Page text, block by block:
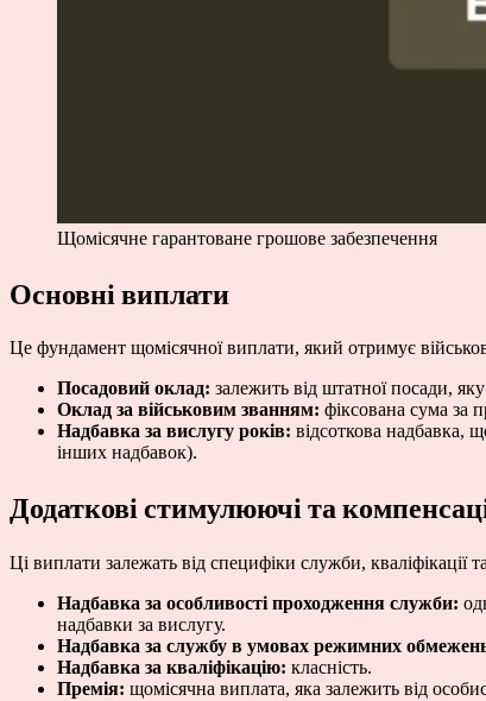
Щомісячне гарантоване грошове забезпечення
Основні виплати
Це фундамент щомісячної виплати, який отримує
Посадовий оклад: залежить від штатної посади,
Оклад за військовим званням: фіксована сума за
Надбавка за вислугу років: відсоткова надбавка,
інших надбавок).
Додаткові стимулюючі та
Ці виплати залежать від специфіки служби, кваліфікації
Надбавка за особливості проходження служби:
надбавки за вислугу.
Надбавка за службу в умовах режимних
Надбавка за кваліфікацію: класність.
Премія: щомісячна виплата, яка залежить від